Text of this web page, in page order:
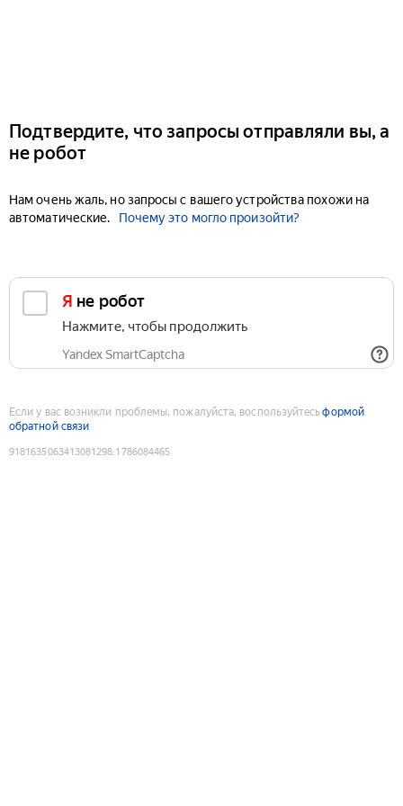
Подтвердите, что запросы отправляли вы, а
не робот
Нам очень жаль, но запросы с вашего устройства похожи на
автоматические.
Почему это могло произойти?
Я не робот
Нажмите, чтобы продолжить
Yandex SmartCaptcha
Если у вас возникли проблемы, пожалуйста, воспользуйтесьформой
обратной связи
9181635063413081298:1786084465